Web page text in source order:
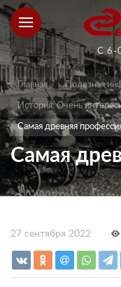
С 6-
Главная Полезная
История. Очень
Самая древняя
Самая
27 сентября 2022